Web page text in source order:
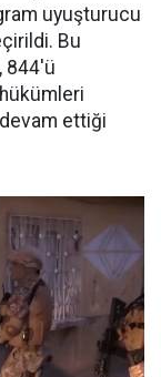
uyuşturucu
Bu
844'ü
ettiği